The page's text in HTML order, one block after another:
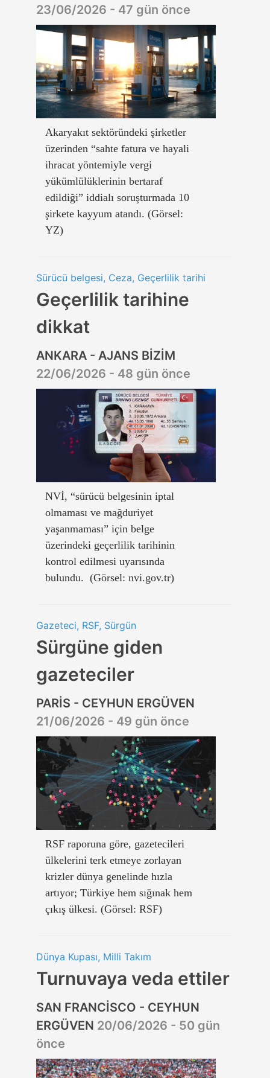
23/06/2026 - 47 gün önce
Akaryakıt sektöründeki şirketler
üzerinden “sahte fatura ve hayali
ihracat yöntemiyle vergi
yükümlülüklerinin bertaraf
edildiği” iddialı soruşturmada 10
şirkete kayyum atandı. (Görsel:
YZ)
Sürücü belgesi, Ceza, Geçerlilik tarihi
Geçerlilik tarihine
dikkat
ANKARA - AJANS BİZİM
22/06/2026 - 48 gün önce
NVİ, “sürücü belgesinin iptal
olmaması ve mağduriyet
yaşanmaması” için belge
üzerindeki geçerlilik tarihinin
kontrol edilmesi uyarısında
bulundu. (Görsel: nvi.gov.tr)
Gazeteci, RSF, Sürgün
Sürgüne giden
gazeteciler
PARİS - CEYHUN ERGÜVEN
21/06/2026 - 49 gün önce
RSF raporuna göre, gazetecileri
ülkelerini terk etmeye zorlayan
krizler dünya genelinde hızla
artıyor; Türkiye hem sığınak hem
çıkış ülkesi. (Görsel: RSF)
Dünya Kupası, Milli Takım
Turnuvaya veda ettiler
SAN FRANCİSCO - CEYHUN
ERGÜVEN 20/06/2026 - 50 gün
önce